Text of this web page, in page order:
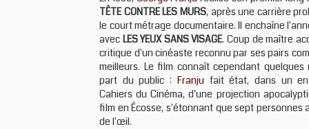
TÊTE CONTRE LES MURS, après une carrière
le court métrage documentaire. Il enchaîne
avec LES YEUX SANS VISAGE. Coup de maître
critique d'un cinéaste reconnu par ses pairs
meilleurs. Le film connaît cependant
part du public : Franju fait état, dans un
Cahiers du Cinéma, d'une projection
film en Écosse, s'étonnant que sept personnes
de l'œil.